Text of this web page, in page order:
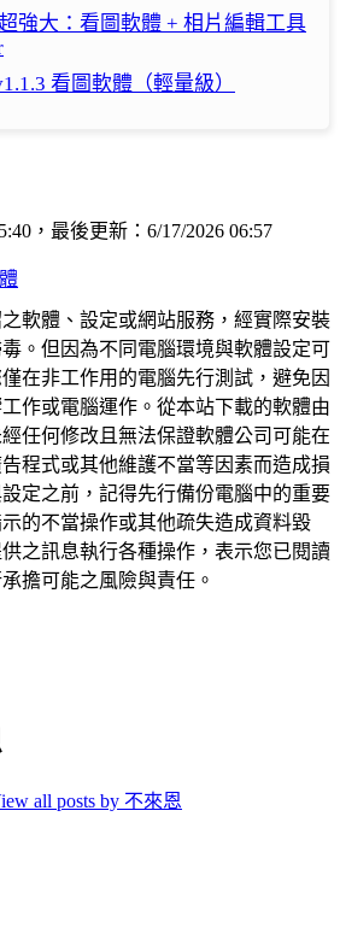
強大：看圖軟體 + 相片編輯工具
看圖軟體（輕量級）
，最後更新：6/17/2026 06:57
軟體、設定或網站服務，經實際安裝
。但因為不同電腦環境與軟體設定可
在非工作用的電腦先行測試，避免因
作或電腦運作。從本站下載的軟體由
任何修改且無法保證軟體公司可能在
程式或其他維護不當等因素而造成損
定之前，記得先行備份電腦中的重要
的不當操作或其他疏失造成資料毀
之訊息執行各種操作，表示您已閱讀
擔可能之風險與責任。
all posts by 不來恩